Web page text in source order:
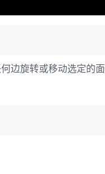
边旋转或移动选定的